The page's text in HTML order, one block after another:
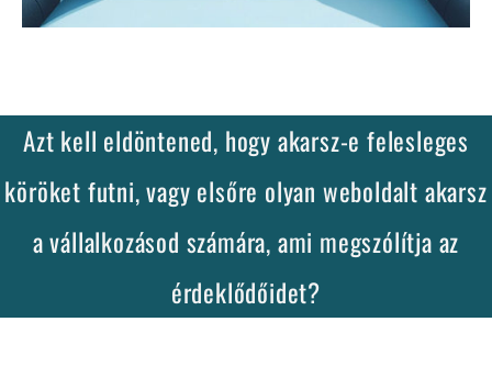
Azt kell eldöntened, hogy akarsz-e felesleges
köröket futni, vagy elsőre olyan weboldalt akarsz
a vállalkozásod számára, ami megszólítja az
érdeklődőidet?